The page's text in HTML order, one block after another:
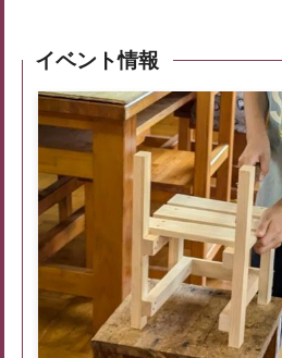
イベント情報